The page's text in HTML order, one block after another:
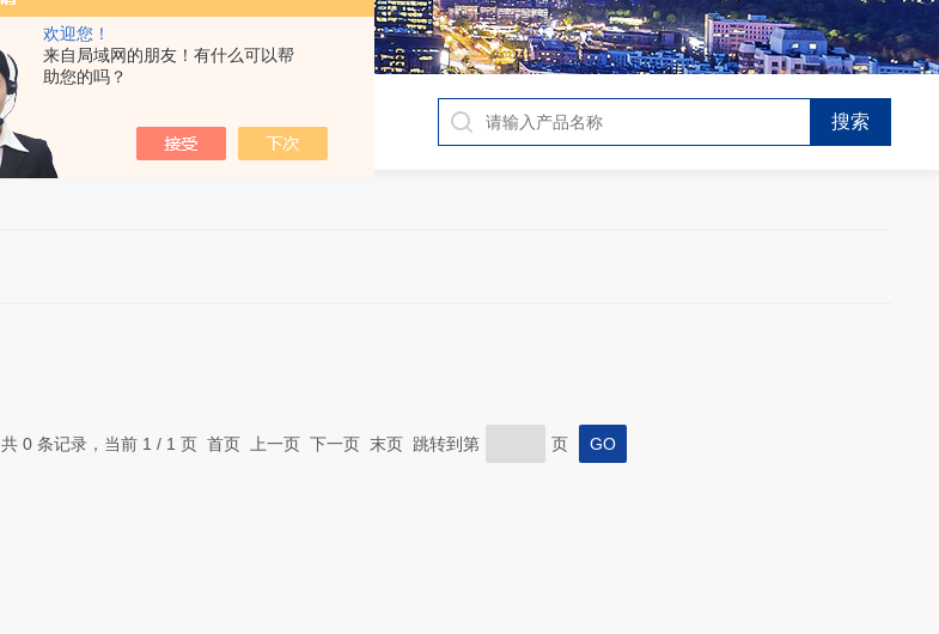
欢迎您！
来自局域网的朋友！有什么可以帮
助您的吗？
共 0 条记录，当前 1 / 1 页 首页 上一页 下一页 末页 跳转到第 页